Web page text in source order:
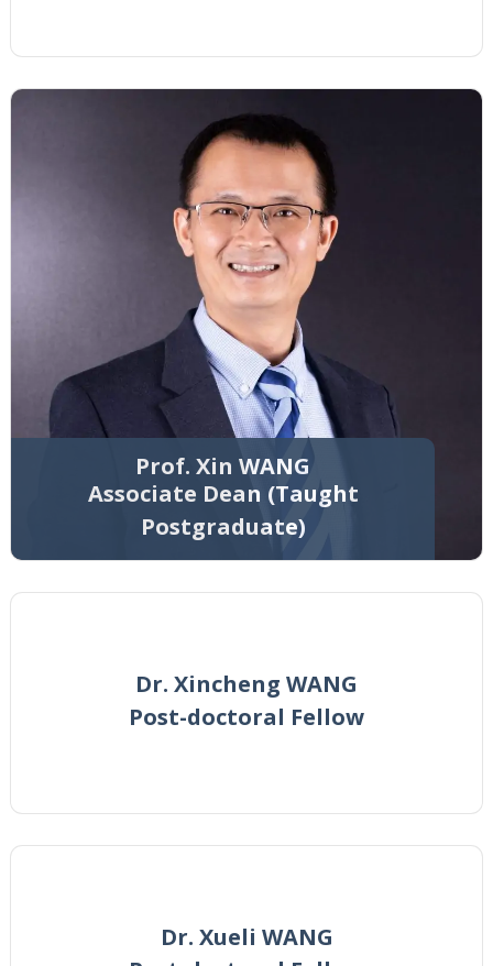
Prof. Xin WANG
Associate Dean (Taught
Postgraduate)
Dr. Xincheng WANG
Post-doctoral Fellow
Dr. Xueli WANG